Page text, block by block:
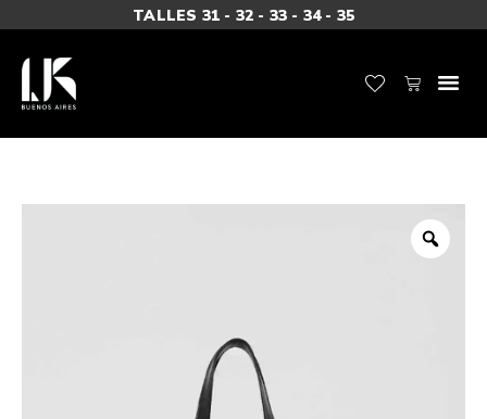
TALLES 31 - 32 - 33 - 34 - 35